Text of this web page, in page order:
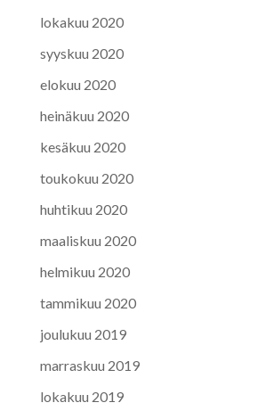
lokakuu 2020
syyskuu 2020
elokuu 2020
heinäkuu 2020
kesäkuu 2020
toukokuu 2020
huhtikuu 2020
maaliskuu 2020
helmikuu 2020
tammikuu 2020
joulukuu 2019
marraskuu 2019
lokakuu 2019